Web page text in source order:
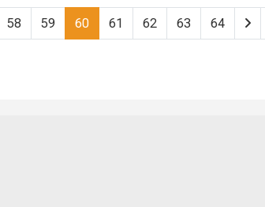
58 59 60 61 62 63 64